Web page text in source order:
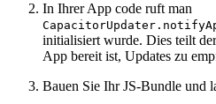
In Ihrer App code ruft man
initialisiert wurde. Dies teilt
App bereit ist, Updates zu
Bauen Sie Ihr JS-Bundle und